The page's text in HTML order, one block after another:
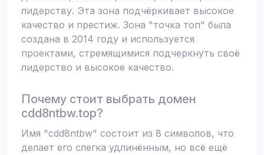
лидерству. Эта зона подчёркивает высокое
качество и престиж. Зона "точка топ" была
создана в 2014 году и используется
проектами, стремящимися подчеркнуть своё
лидерство и высокое качество.
Почему стоит выбрать домен
cdd8ntbw.top?
Имя "cdd8ntbw" состоит из 8 символов, что
делает его слегка удлинённым, но всё ещё